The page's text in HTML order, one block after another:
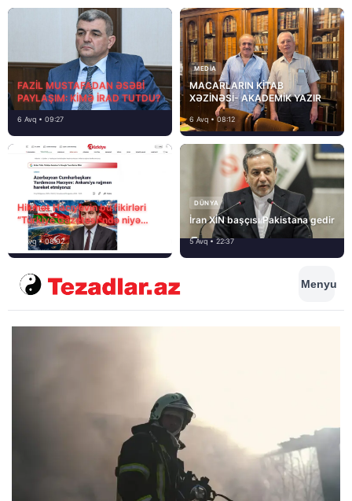
FAZİL MUSTAFADAN ƏSƏBİ
PAYLAŞIM: KİMƏ İRAD TUTDU?
6 Avq • 09:27
MEDİA
MACARLARIN KİTAB
XƏZİNƏSİ- AKADEMİK YAZIR
6 Avq • 08:12
Hikmət Hacıyevin bu fikirləri
“Türkiye Gazetesi”ndə niyə
təhrif edilib?
6 Avq • 08:02
DÜNYA
İran XİN başçısı Pakistana gedir
5 Avq • 22:37
Menyu